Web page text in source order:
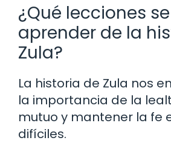
¿Qué lecciones
aprender de la
Zula?
La historia de Zula nos
la importancia de la
mutuo y mantener la fe
difíciles.